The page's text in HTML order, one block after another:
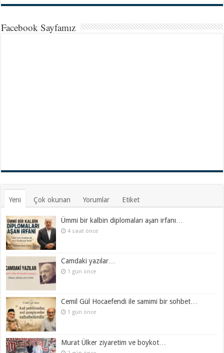
Facebook Sayfamız
Yeni Çok okunan Yorumlar Etiket
Ümmi bir kalbin diplomaları aşan irfanı…
4 saat önce
Camdaki yazılar…
1 gün önce
Cemil Gül Hocaefendi ile samimi bir sohbet…
1 gün önce
Murat Ülker ziyaretim ve boykot…